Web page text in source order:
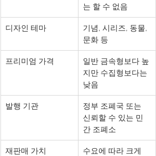
는 할 수 없음
디자인 테마
기념, 시리즈, 동물,
문화 등
프리미엄 가격
일반 금속형보다 높
지만 수집형보다는
낮음
발행 기관
정부 조폐국 또는
신뢰할 수 있는 민
간 조폐소
재판매 가치
수요에 따라 크게